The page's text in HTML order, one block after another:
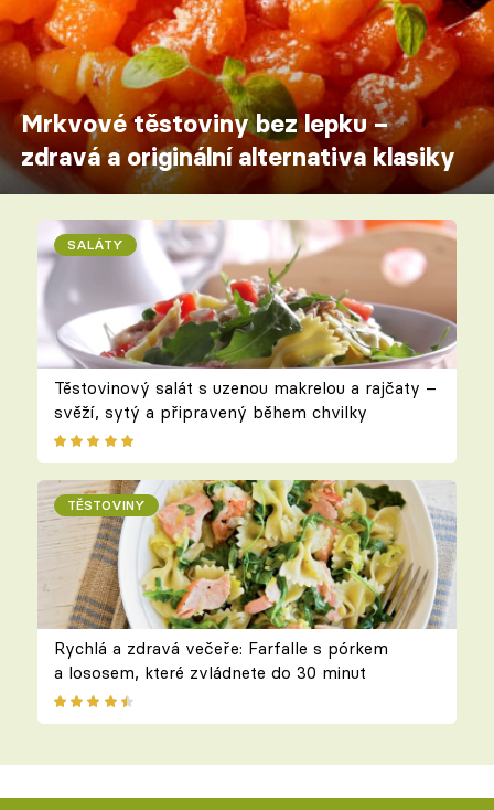
Mrkvové těstoviny bez lepku –
zdravá a originální alternativa klasiky
SALÁTY
Těstovinový salát s uzenou makrelou a rajčaty –
svěží, sytý a připravený během chvilky
TĚSTOVINY
Rychlá a zdravá večeře: Farfalle s pórkem
a lososem, které zvládnete do 30 minut